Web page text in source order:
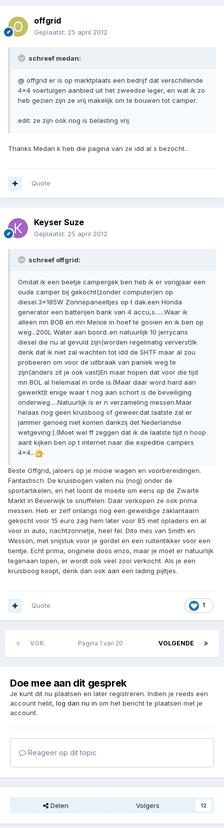
offgrid
Geplaatst: 25 april 2012
schreef medan:
@ offgrid er is op marktplaats een bedrijf dat verschillende
4x4 voertuigen aanbied uit het zweedse leger, en wat ik zo
heb gezien zijn ze vrij makelijk om te bouwen tot camper.
edit: ze zijn ook nog is belasting vrij.
Thanks Medan k heb die pagina van ze idd al s bezocht...
Quote
Keyser Suze
Geplaatst: 25 april 2012
schreef offgrid:
Omdat ik een beetje campergek ben heb ik er vorigjaar een
oude camper bij gekocht(zonder computer)en op
diesel.3x185W Zonnepaneeltjes op t dak.een Honda
generator een batterijen bank van 4 accu,s......Waar ik
alleen mn BOB en mn Meisie in hoef te gooien en ik ben op
weg...200L Water aan boord..en natuurlijk 10 jerrycans
diesel die nu al gevuld zijn(worden regelmatig ververst)Ik
denk dat ik niet zal wachten tot idd de SHTF maar al zou
probeeren om voor de uitbraak van paniek weg te
zijn(anders zit je ook vast)En maar hopen dat voor die tijd
mn BOL al helemaal in orde is.(Maar daar word hard aan
gewerkt)t enige waar t nog aan schort is de beveiliging
onderweg.....Natuurlijk is er n verzameling messen.Maar
helaas nog geen kruisboog of geweer.dat laatste zal er
jammer genoeg niet komen dankzij det Nederlandse
wetgeving:(.(Moet wel ff zeggen dat ik de laatste tijd n hoop
aant kijken ben op t internet naar die expeditie campers
4x4...
.
Beste Offgrid, jaloers op je mooie wagen en voorbereidingen.
Fantastisch. De kruisbogen vallen nu (nog) onder de
sportartikelen, en het loont de moeite om eens op de Zwarte
Markt in Beverwijk te snuffelen. Daar verkopen ze ook prima
messen. Heb er zelf onlangs nog een geweldige zaklantaarn
gekocht voor 15 euro zag hem later voor 85 met opladers en al
voor in auto, nachtzonnetje, heel fel. Dito mes van Smith en
Wesson, met snijstuk voor je gordel en een ruitentikker voor een
tientje. Echt prima, originele doos enzo, maar je moet er natuurlijk
tegenaan lopen, er wordt ook veel zooi verkocht. Als je een
kruisboog koopt, denk dan ook aan een lading pijltjes.
1
Quote
VOR. VOLGENDE
Pagina 1 van 20
Doe mee aan dit gesprek
Je kunt dit nu plaatsen en later registreren. Indien je reeds een
account hebt, log dan nu in om het bericht te plaatsen met je
account.
Reageer op dit topic
Delen Volgers 12